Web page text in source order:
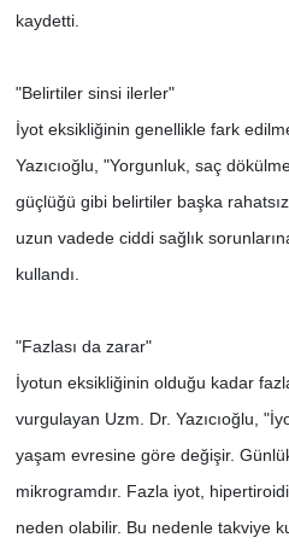
kaydetti.
"Belirtiler sinsi ilerler"
İyot eksikliğinin genellikle fark
Yazıcıoğlu, "Yorgunluk, saç
güçlüğü gibi belirtiler başka
uzun vadede ciddi sağlık
kullandı.
"Fazlası da zarar"
İyotun eksikliğinin olduğu kadar
vurgulayan Uzm. Dr. Yazıcıoğlu,
yaşam evresine göre değişir.
mikrogramdır. Fazla iyot,
neden olabilir. Bu nedenle takviye